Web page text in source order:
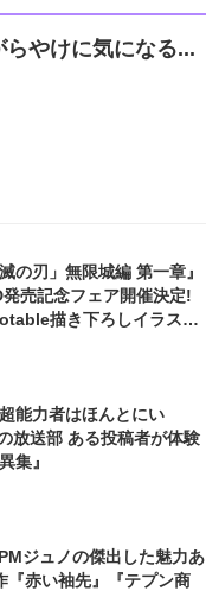
らやけに気になる...
の刃」無限城編 第一章』
売記念フェア開催決定!
描き下ろしイラス
能力者はほんとにい
放送部 ある投稿者が体験
集』
ジュノの傑出した魅力あ
『赤い袖先』『テプン商